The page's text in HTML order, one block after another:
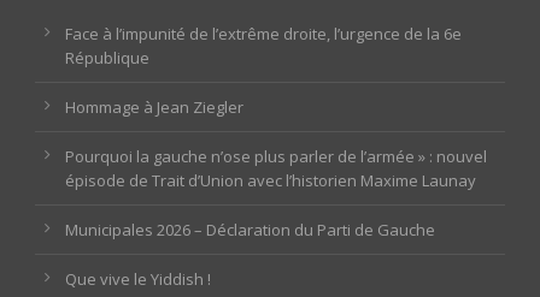
Face à l’impunité de l’extrême droite, l’urgence de la 6e
République
Hommage à Jean Ziegler
Pourquoi la gauche n’ose plus parler de l’armée » : nouvel
épisode de Trait d’Union avec l’historien Maxime Launay
Municipales 2026 – Déclaration du Parti de Gauche
Que vive le Yiddish !